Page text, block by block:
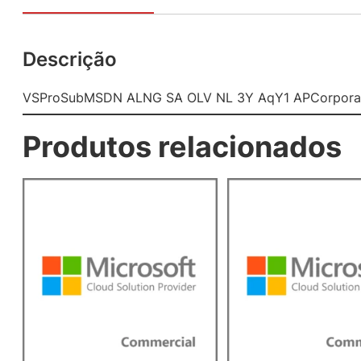
Descrição
VSProSubMSDN ALNG SA OLV NL 3Y AqY1
Produtos relacionados